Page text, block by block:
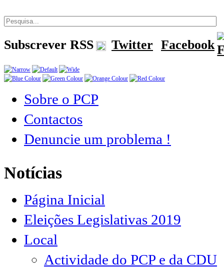
Subscrever RSS Twitter Facebook
Sobre o PCP
Contactos
Denuncie um problema !
Notícias
Página Inicial
Eleições Legislativas 2019
Local
Actividade do PCP e da CDU